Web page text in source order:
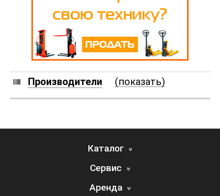
Производители (показать)
Каталог
Сервис
Аренда